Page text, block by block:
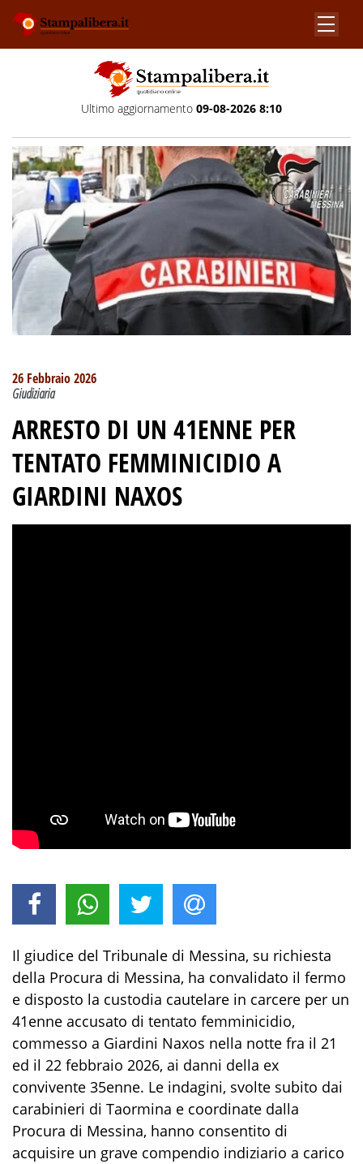
Ultimo aggiornamento 09-08-2026 8:10
26 Febbraio 2026
Giudiziaria
ARRESTO DI UN 41ENNE PER
TENTATO FEMMINICIDIO A
GIARDINI NAXOS
Il giudice del Tribunale di Messina, su richiesta
della Procura di Messina, ha convalidato il fermo
e disposto la custodia cautelare in carcere per un
41enne accusato di tentato femminicidio,
commesso a Giardini Naxos nella notte fra il 21
ed il 22 febbraio 2026, ai danni della ex
convivente 35enne. Le indagini, svolte subito dai
carabinieri di Taormina e coordinate dalla
Procura di Messina, hanno consentito di
acquisire un grave compendio indiziario a carico